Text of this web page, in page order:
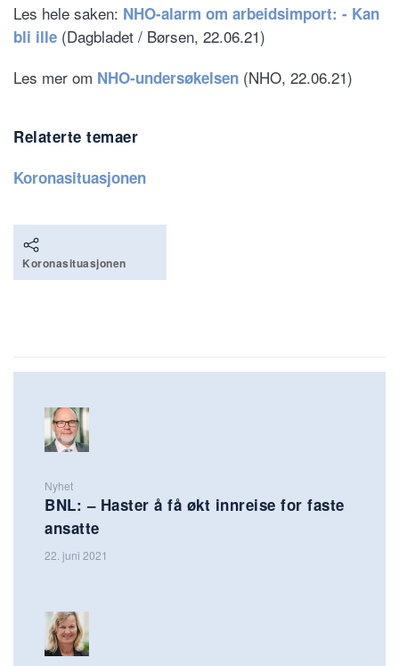
Les hele saken: NHO-alarm om arbeidsimport: - Kan
bli ille (Dagbladet / Børsen, 22.06.21)
Les mer om NHO-undersøkelsen (NHO, 22.06.21)
Relaterte temaer
Koronasituasjonen
Koronasituasjonen
Nyhet
BNL: – Haster å få økt innreise for faste
ansatte
22. juni 2021